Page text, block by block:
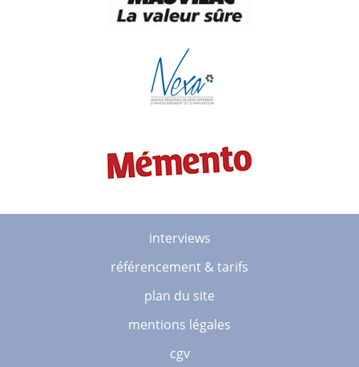
interviews
référencement & tarifs
plan du site
mentions légales
cgv